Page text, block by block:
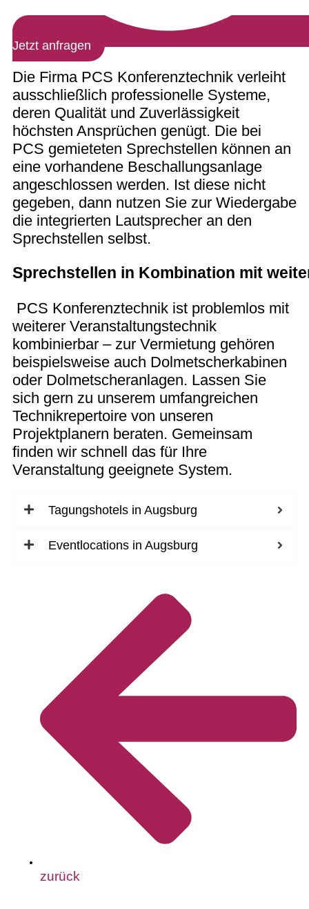
Jetzt anfragen
Die Firma PCS Konferenztechnik verleiht
ausschließlich professionelle Systeme,
deren Qualität und Zuverlässigkeit
höchsten Ansprüchen genügt. Die bei
PCS gemieteten Sprechstellen können an
eine vorhandene Beschallungsanlage
angeschlossen werden. Ist diese nicht
gegeben, dann nutzen Sie zur Wiedergabe
die integrierten Lautsprecher an den
Sprechstellen selbst.
Sprechstellen in Kombination mit
PCS Konferenztechnik ist problemlos mit
weiterer Veranstaltungstechnik
kombinierbar – zur Vermietung gehören
beispielsweise auch Dolmetscherkabinen
oder Dolmetscheranlagen. Lassen Sie
sich gern zu unserem umfangreichen
Technikrepertoire von unseren
Projektplanern beraten. Gemeinsam
finden wir schnell das für Ihre
Veranstaltung geeignete System.
Tagungshotels in Augsburg
Eventlocations in Augsburg
zurück